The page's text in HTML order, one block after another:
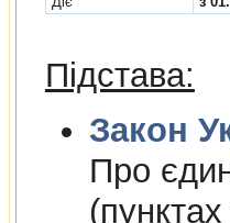
Підстава:
Закон
Про